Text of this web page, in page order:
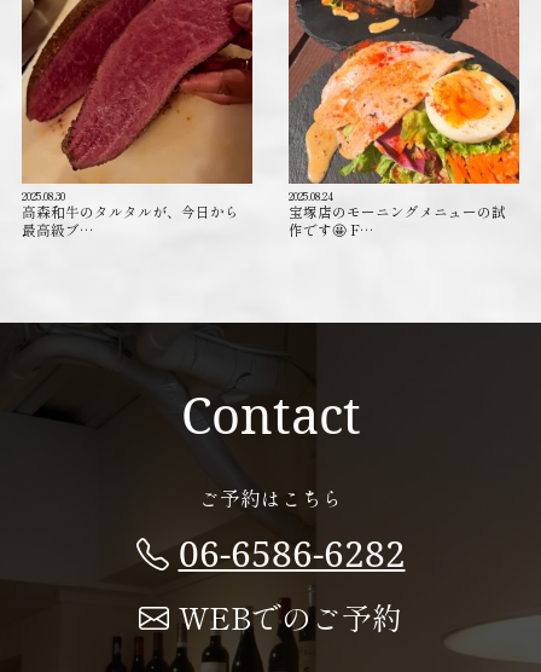
2025.08.30
高森和牛のタルタルが、今日から
最高級ブ…
2025.08.24
宝塚店のモーニングメニューの試
作です🤩 F…
Contact
ご予約はこちら
06-6586-6282
WEBでのご予約